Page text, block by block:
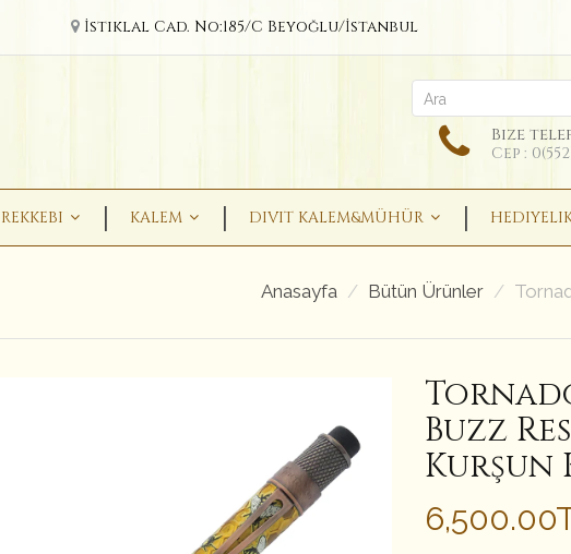
İstiklal Cad. No:185/C Beyoğlu/İstanbul
Bize
Cep :
KALEM DIVIT KALEM&MÜHÜR
Anasayfa Bütün Ürünler
Buzz
Kurşun